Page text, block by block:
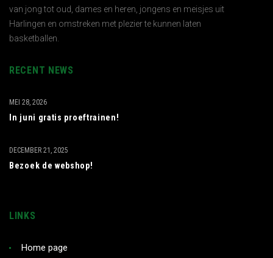
van jong tot oud, dames en heren, jongens en meisjes uit
Harlingen en omstreken met plezier te kunnen laten
basketballen.
RECENT NEWS
In juni gratis proeftrainen!
MEI 28, 2026
Bezoek de webshop!
DECEMBER 21, 2025
LINKS
Home page